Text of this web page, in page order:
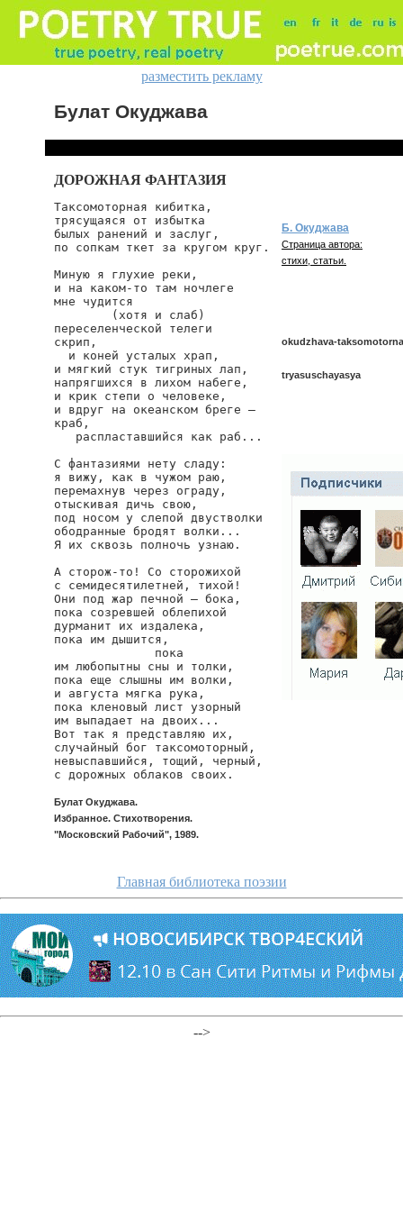
разместить рекламу
Булат Окуджава
ДОРОЖНАЯ ФАНТАЗИЯ
Таксомоторная кибитка,
трясущаяся от избытка
былых ранений и заслуг,
по сопкам ткет за кругом круг.
Миную я глухие реки,
и на каком-то там ночлеге
мне чудится
        (хотя и слаб)
переселенческой телеги
скрип,
  и коней усталых храп,
и мягкий стук тигриных лап,
напрягшихся в лихом набеге,
и крик степи о человеке,
и вдруг на океанском бреге —
краб,
   распластавшийся как раб...
С фантазиями нету сладу:
я вижу, как в чужом раю,
перемахнув через ограду,
отыскивая дичь свою,
под носом у слепой двустволки
ободранные бродят волки...
Я их сквозь полночь узнаю.
А сторож-то! Со сторожихой
с семидесятилетней, тихой!
Они под жар печной — бока,
пока созревшей облепихой
дурманит их издалека,
пока им дышится,
              пока
им любопытны сны и толки,
пока еще слышны им волки,
и августа мягка рука,
пока кленовый лист узорный
им выпадает на двоих...
Вот так я представляю их,
случайный бог таксомоторный,
невыспавшийся, тощий, черный,
с дорожных облаков своих.
Булат Окуджава.
Избранное. Стихотворения.
"Московский Рабочий", 1989.
Б. Окуджава
Страница автора:
стихи, статьи.
okudzhava-
tryasuschayasya
Главная библиотека поэзии
-->